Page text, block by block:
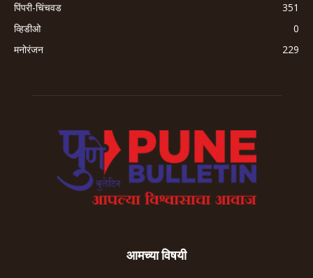
पिंपरी-चिंचवड
351
व्हिडीओ
0
मनोरंजन
229
आमच्या विषयी